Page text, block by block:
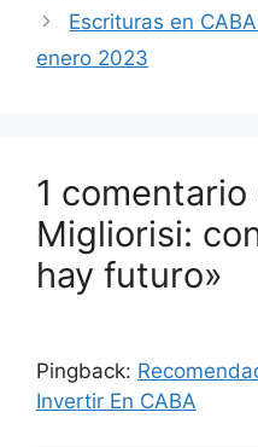
Escrituras en
enero 2023
1
Migliorisi:
hay futuro»
Pingback:
Invertir En CABA